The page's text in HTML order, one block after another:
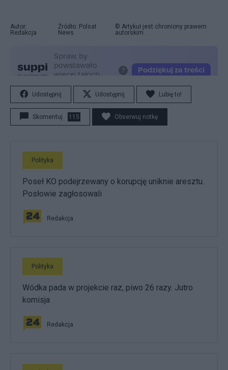
Autor:
Redakcja
Źródło: Polsat
News
© Artykuł jest chroniony prawem
autorskim.
Udostępnij Udostępnij Lubię to!
Skomentuj 115 Obserwuj notkę
Polityka
Poseł KO podejrzewany o korupcję uniknie aresztu.
Posłowie zagłosowali
Redakcja
Polityka
Wódka pada w projekcie raz, piwo 26 razy. Jutro
komisja
Redakcja